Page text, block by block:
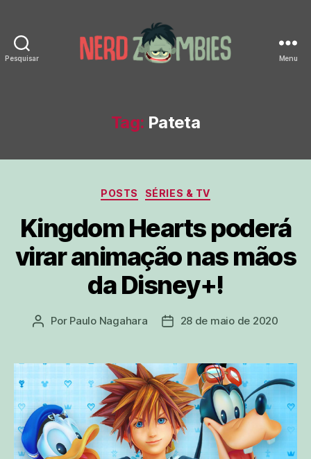
Pesquisar Menu
Tag: Pateta
Categorias
POSTS SÉRIES & TV
Kingdom Hearts poderá
virar animação nas mãos
da Disney+!
Autor
Por Paulo Nagahara
Data28 de maio de 2020